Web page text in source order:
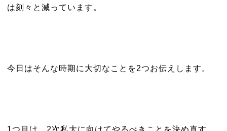
は刻々と減っています。
今日はそんな時期に大切なことを2つお伝えします。
1つ目は、2次私大に向けてやるべきことを決め直す